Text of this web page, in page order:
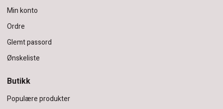
Min konto
Ordre
Glemt passord
Ønskeliste
Butikk
Populære produkter